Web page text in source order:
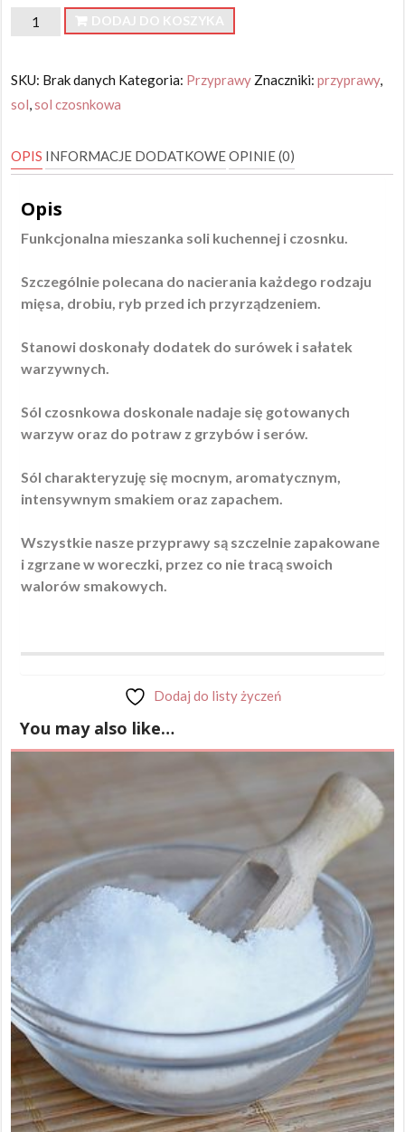
ilość
DODAJ DO KOSZYKA
SKU: Brak danych Kategoria: Przyprawy Znaczniki:przyprawy,
sol,sol czosnkowa
OPIS INFORMACJE DODATKOWEOPINIE (0)
Opis
Funkcjonalna mieszanka soli kuchennej i czosnku.
Szczególnie polecana do nacierania każdego rodzaju
mięsa, drobiu, ryb przed ich przyrządzeniem.
Stanowi doskonały dodatek do surówek i sałatek
warzywnych.
Sól czosnkowa doskonale nadaje się gotowanych
warzyw oraz do potraw z grzybów i serów.
Sól charakteryzuję się mocnym, aromatycznym,
intensywnym smakiem oraz zapachem.
Wszystkie nasze przyprawy są szczelnie zapakowane
i zgrzane w woreczki, przez co nie tracą swoich
walorów smakowych.
Dodaj do listy życzeń
You may also like…